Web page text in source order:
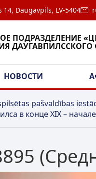
14, Daugavpils, LV-5404
ПОДРАЗДЕЛЕНИЕ
НОВОСТИ
pašvaldības
в конце XIX –